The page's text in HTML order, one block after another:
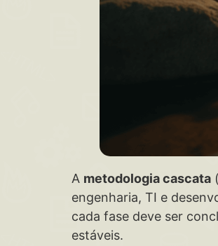
A metodologia cascata
engenharia, TI e
cada fase deve ser
estáveis.